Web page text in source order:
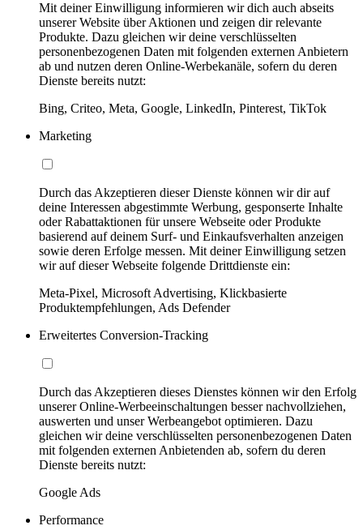
Mit deiner Einwilligung informieren wir dich auch abseits
unserer Website über Aktionen und zeigen dir relevante
Produkte. Dazu gleichen wir deine verschlüsselten
personenbezogenen Daten mit folgenden externen Anbietern
ab und nutzen deren Online-Werbekanäle, sofern du deren
Dienste bereits nutzt:
Bing, Criteo, Meta, Google, LinkedIn, Pinterest, TikTok
Marketing
Durch das Akzeptieren dieser Dienste können wir dir auf
deine Interessen abgestimmte Werbung, gesponserte Inhalte
oder Rabattaktionen für unsere Webseite oder Produkte
basierend auf deinem Surf- und Einkaufsverhalten anzeigen
sowie deren Erfolge messen. Mit deiner Einwilligung setzen
wir auf dieser Webseite folgende Drittdienste ein:
Meta-Pixel, Microsoft Advertising, Klickbasierte
Produktempfehlungen, Ads Defender
Erweitertes Conversion-Tracking
Durch das Akzeptieren dieses Dienstes können wir den Erfolg
unserer Online-Werbeeinschaltungen besser nachvollziehen,
auswerten und unser Werbeangebot optimieren. Dazu
gleichen wir deine verschlüsselten personenbezogenen Daten
mit folgenden externen Anbietenden ab, sofern du deren
Dienste bereits nutzt:
Google Ads
Performance